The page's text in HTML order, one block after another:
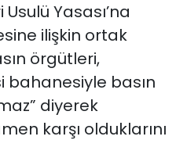
Yasası’na
ilişkin ortak
örgütleri,
bahanesiyle basın
diyerek
karşı olduklarını